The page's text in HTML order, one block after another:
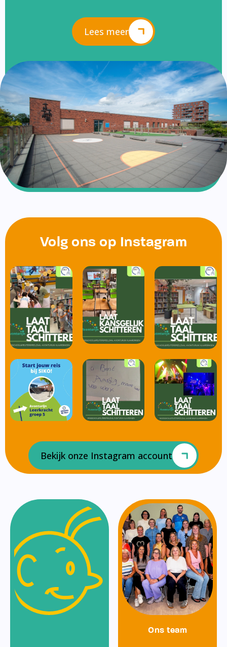
Lees meer
Volg ons op Instagram
Bekijk onze Instagram account
Ons team